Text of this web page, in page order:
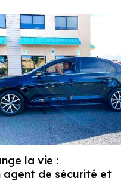
la vie :
agent de sécurité et